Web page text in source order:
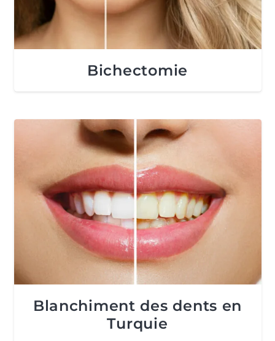
Bichectomie
Blanchiment des dents en
Turquie